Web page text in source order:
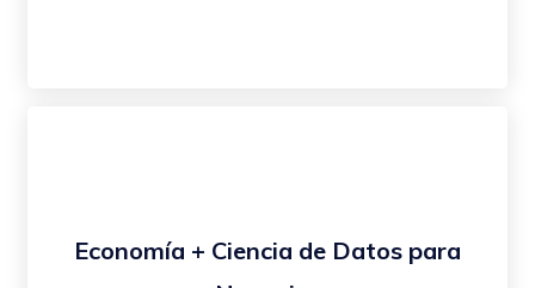
Economía + Ciencia de Datos para